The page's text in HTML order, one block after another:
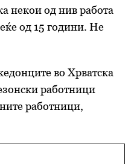
некои од нив работа
од 15 години. Не
во Хрватска
работници
работници,